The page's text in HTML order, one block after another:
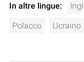
In altre lingue:
Polacco Ucraino